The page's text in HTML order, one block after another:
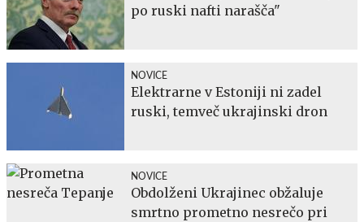
po ruski nafti narašča"
NOVICE
Elektrarne v Estoniji ni zadel
ruski, temveč ukrajinski dron
NOVICE
Obdolženi Ukrajinec obžaluje
smrtno prometno nesrečo pri